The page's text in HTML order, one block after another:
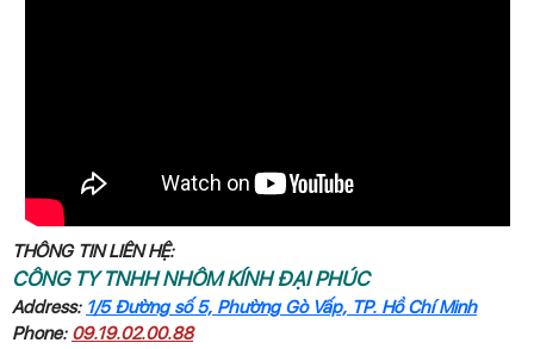
THÔNG TIN LIÊN HỆ:
CÔNG TY TNHH NHÔM KÍNH ĐẠI PHÚC
Address: 1/5 Đường số 5, Phường Gò Vấp, TP. Hồ Chí Minh
Phone: 09.19.02.00.88